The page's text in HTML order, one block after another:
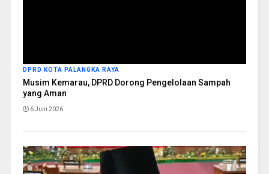
DPRD KOTA PALANGKA RAYA
Musim Kemarau, DPRD Dorong Pengelolaan Sampah
yang Aman
6 Juni 2026